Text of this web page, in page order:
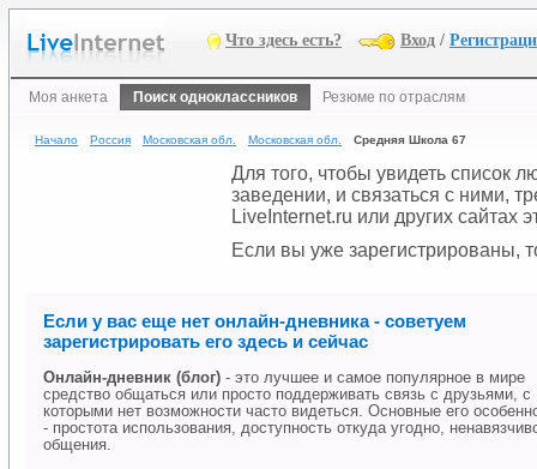
Что здесь есть? Вход /
Моя анкета Поиск одноклассников Резюме по отраслям
Начало Россия Московская обл. Московская обл. Средняя Школа 67
Для того, чтобы увидеть список
заведении, и связаться с ними,
LiveInternet.ru или других сайтах
Если вы уже зарегистрированы,
Если у вас еще нет онлайн-дневника - советуем
зарегистрировать его здесь и сейчас
Онлайн-дневник (блог) - это лучшее и самое популярное в мире
средство общаться или просто поддерживать связь с друзьями, с
которыми нет возможности часто видеться. Основные его
- простота использования, доступность откуда угодно,
общения.